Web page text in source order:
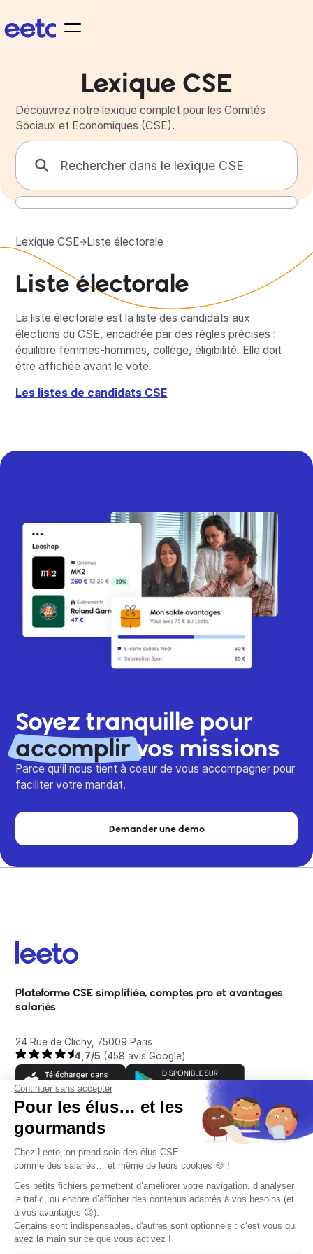
Lexique CSE
Découvrez notre lexique complet pour les Comités
Sociaux et Economiques (CSE).
Lexique CSE Liste électorale
Liste électorale
La liste électorale est la liste des candidats aux
élections du CSE, encadrée par des règles précises :
équilibre femmes-hommes, collège, éligibilité. Elle doit
être affichée avant le vote.
Les listes de candidats CSE
Soyez tranquille pour
accomplirvos missions
Parce qu’il nous tient à coeur de vous accompagner pour
faciliter votre mandat.
Demander une demo
Plateforme CSE simplifiée, comptes pro et avantages
salariés
24 Rue de Clichy, 75009 Paris
4,7/5 (458 avis Google)
Entreprise
Témoignages clients
Tarifs
Aide
Contact
Ressources CSE
Continuer sans accepter
Pour les élus… et les
gourmands
Chez Leeto, on prend soin des élus CSE
comme des salariés… et même de leurs cookies 🍪 !
Ces petits fichiers permettent d’améliorer votre navigation, d’analyser
le trafic, ou encore d’afficher des contenus adaptés à vos besoins (et
à vos avantages 😉).
Certains sont indispensables, d'autres sont optionnels : c’est vous qui
avez la main sur ce que vous activez !